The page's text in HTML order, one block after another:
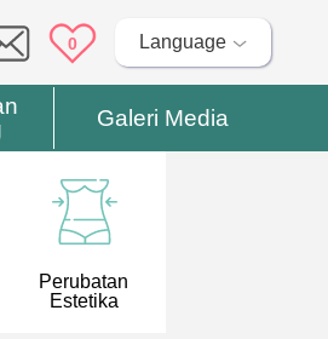
0 Language
Galeri Media
Perubatan
Estetika